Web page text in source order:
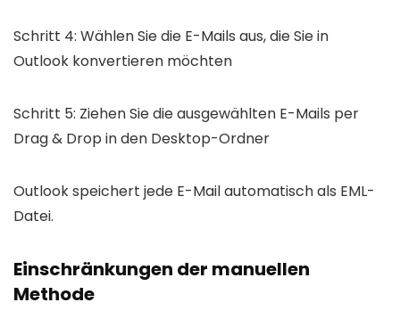
Schritt 4: Wählen Sie die E-Mails aus, die Sie in
Outlook konvertieren möchten
Schritt 5: Ziehen Sie die ausgewählten E-Mails per
Drag & Drop in den Desktop-Ordner
Outlook speichert jede E-Mail automatisch als EML-
Datei.
Einschränkungen der manuellen
Methode